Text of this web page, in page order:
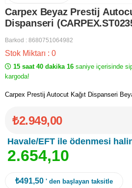
Carpex Beyaz Prestij
Dispanseri
Barkod : 8680751064982
Stok Miktarı : 0
15 saat 40 dakika 16 saniye içerisinde
kargoda!
Carpex Prestij Autocut Kağıt Dispanseri
₺2.949,00
Havale/EFT ile ödenmesi
2.654,10
₺491,50 ' den başlayan taksitle